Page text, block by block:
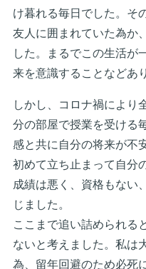
け暮れる毎日でした。そ
友人に囲まれていた為か
した。まるでこの生活が
来を意識することなどあ
しかし、コロナ禍により
分の部屋で授業を受ける
感と共に自分の将来が不
初めて立ち止まって自分
成績は悪く、資格もない
じました。
ここまで追い詰められる
ないと考えました。私は
為、留年回避のため必死